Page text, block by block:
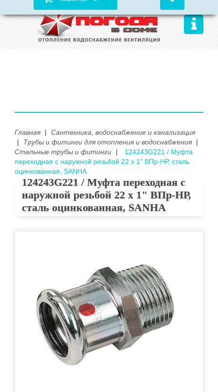
Главная |
Сантехника, водоснабжение и канализация
|
Трубы и фитинги для отопления и водоснабжения
|
Стальные трубы и фитинги
|
124243G221 / Муфта
переходная с наружной резьбой 22 х 1" ВПр-НР, сталь
оцинкованная, SANHA
124243G221 / Муфта переходная с
наружной резьбой 22 х 1" ВПр-НР,
сталь оцинкованная, SANHA